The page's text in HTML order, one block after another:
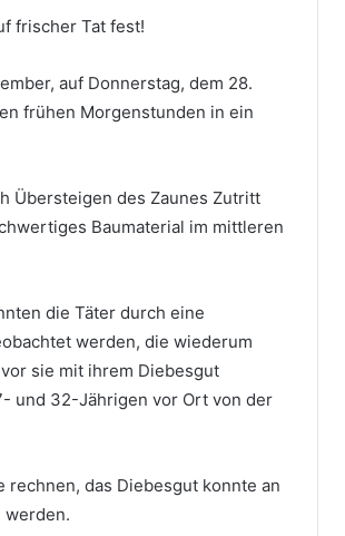
frischer Tat fest!
auf Donnerstag, dem 28.
frühen Morgenstunden in ein
Übersteigen des Zaunes Zutritt
Baumaterial im mittleren
die Täter durch eine
werden, die wiederum
sie mit ihrem Diebesgut
und 32-Jährigen vor Ort von der
rechnen, das Diebesgut konnte an
werden.